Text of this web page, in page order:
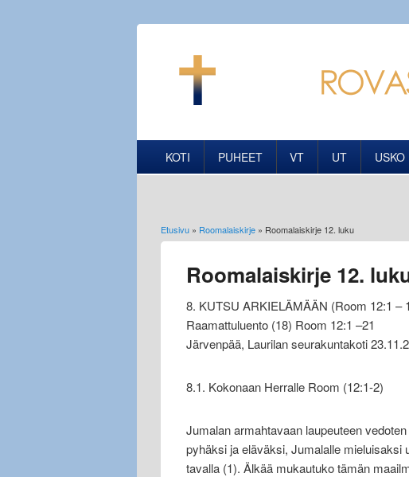
KOTI PUHEET VT UT USKO
Olet täällä
Etusivu » Roomalaiskirje » Roomalaiskirje 12. luku
Roomalaiskirje 12.
8. KUTSU ARKIELÄMÄÄN (Room 12:1 –
Raamattuluento (18) Room 12:1 –21
Järvenpää, Laurilan seurakuntakoti
8.1. Kokonaan Herralle Room (12:1-2)
Jumalan armahtavaan laupeuteen
pyhäksi ja eläväksi, Jumalalle mieluisaksi
tavalla (1). Älkää mukautuko tämän